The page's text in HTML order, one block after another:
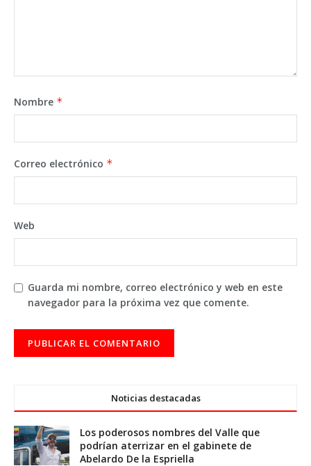
Nombre *
Correo electrónico *
Web
Guarda mi nombre, correo electrónico y web en este
navegador para la próxima vez que comente.
Noticias destacadas
Los poderosos nombres del Valle que
podrían aterrizar en el gabinete de
Abelardo De la Espriella